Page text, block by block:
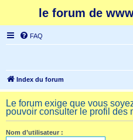
le forum de
FAQ
Index du forum
Le forum exige que vous
pouvoir consulter le profil des
Nom d’utilisateur :